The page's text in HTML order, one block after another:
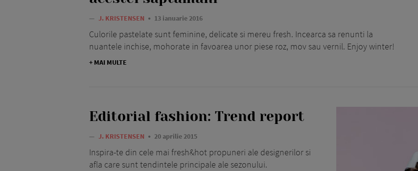
— J. KRISTENSEN 13 ianuarie 2016
Culorile pastelate sunt feminine, delicate si mereu fresh. Incearca sa renunti la
nuantele inchise, mohorate in favoarea unor piese roz, mov sau vernil. Enjoy winter!
+ MAI MULTE
Editorial fashion: Trend report
— J. KRISTENSEN 20 aprilie 2015
Inspira-te din cele mai fresh&hot propuneri ale designerilor si
afla care sunt tendintele principale ale sezonului.